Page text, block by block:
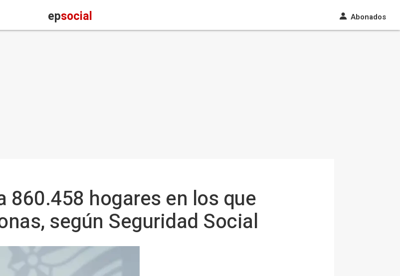
epsocial Abonados
860.458 hogares en los que
según Seguridad Social